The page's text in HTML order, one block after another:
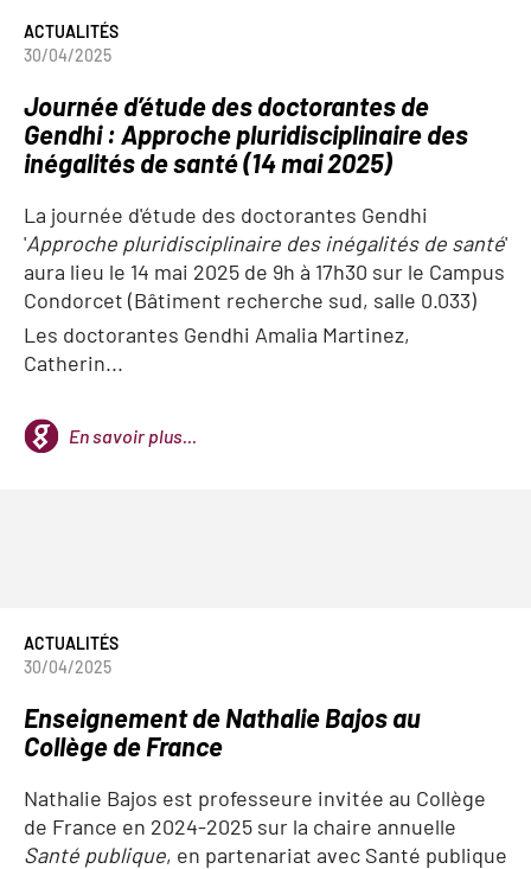
ACTUALITÉS
30/04/2025
Journée d’étude des doctorantes de
Gendhi : Approche pluridisciplinaire des
inégalités de santé (14 mai 2025)
La journée d'étude des doctorantes Gendhi
'Approche pluridisciplinaire des inégalités de santé'
aura lieu le 14 mai 2025 de 9h à 17h30 sur le Campus
Condorcet (Bâtiment recherche sud, salle 0.033)
Les doctorantes Gendhi Amalia Martinez,
Catherin...
En savoir plus...
ACTUALITÉS
30/04/2025
Enseignement de Nathalie Bajos au
Collège de France
Nathalie Bajos est professeure invitée au Collège
de France en 2024-2025 sur la chaire annuelle
Santé publique, en partenariat avec Santé publique